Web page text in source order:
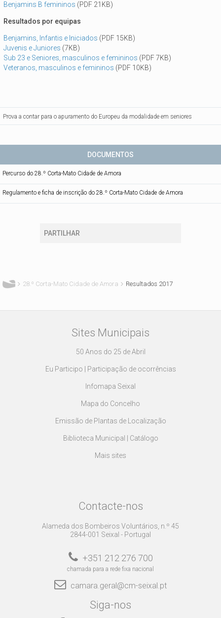
Benjamins B femininos (PDF 21KB)
Resultados por equipas
Benjamins, Infantis e Iniciados (PDF 15KB)
Juvenis e Juniores (7KB)
Sub 23 e Seniores, masculinos e femininos (PDF 7KB)
Veteranos, masculinos e femininos (PDF 10KB)
Prova a contar para o apuramento do Europeu da modalidade em seniores
DOCUMENTOS
Percurso do 28.º Corta-Mato Cidade de Amora
Regulamento e ficha de inscrição do 28.º Corta-Mato Cidade de Amora
PARTILHAR
28.º Corta-Mato Cidade de Amora Resultados 2017
Sites Municipais
50 Anos do 25 de Abril
Eu Participo | Participação de ocorrências
Infomapa Seixal
Mapa do Concelho
Emissão de Plantas de Localização
Biblioteca Municipal | Catálogo
Mais sites
Contacte-nos
Alameda dos Bombeiros Voluntários, n.º 45
2844-001 Seixal - Portugal
+351 212 276 700
chamada para a rede fixa nacional
camara.geral@cm-seixal.pt
Siga-nos